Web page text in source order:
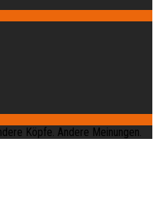
Köpfe. Andere Meinungen.